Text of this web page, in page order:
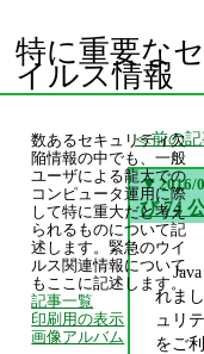
特に重要な
イルス情報
前の
▼ 2016/
び 74
れま
ュリ
をご
数あるセキュリティ欠
陥情報の中でも、一般
ユーザによる龍大での
コンピュータ運用に際
して特に重大だと考え
られるものについて記
述します。緊急のウイ
ルス関連情報について
もここに記述します。
記事一覧
印刷用の表示
画像アルバム